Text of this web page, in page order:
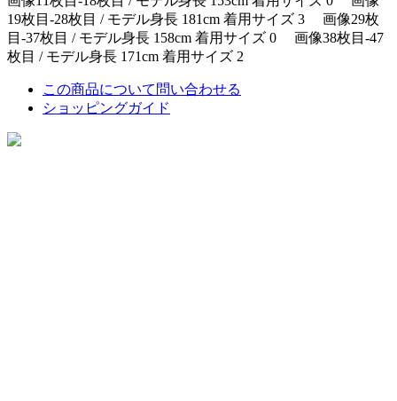
19枚目-28枚目 / モデル身長 181cm 着用サイズ 3 画像29枚
目-37枚目 / モデル身長 158cm 着用サイズ 0 画像38枚目-47
枚目 / モデル身長 171cm 着用サイズ 2
この商品について問い合わせる
ショッピングガイド